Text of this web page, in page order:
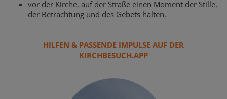
vor der Kirche, auf der Straße einen Moment der Stille,
der Betrachtung und des Gebets halten.
HILFEN & PASSENDE IMPULSE AUF DER
KIRCHBESUCH.APP